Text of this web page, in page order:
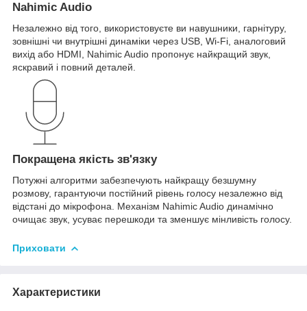
Nahimic Audio
Незалежно від того, використовуєте ви навушники, гарнітуру,
зовнішні чи внутрішні динаміки через USB, Wi-Fi, аналоговий
вихід або HDMI, Nahimic Audio пропонує найкращий звук,
яскравий і повний деталей.
Покращена якість зв'язку
Потужні алгоритми забезпечують найкращу безшумну
розмову, гарантуючи постійний рівень голосу незалежно від
відстані до мікрофона. Механізм Nahimic Audio динамічно
очищає звук, усуває перешкоди та зменшує мінливість голосу.
Приховати
Характеристики